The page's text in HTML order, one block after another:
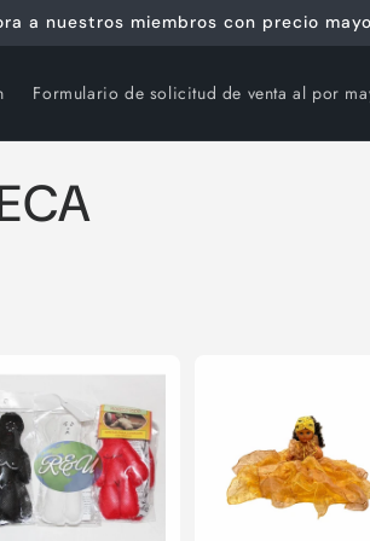
a nuestros miembros con precio
Formulario de solicitud de venta al por